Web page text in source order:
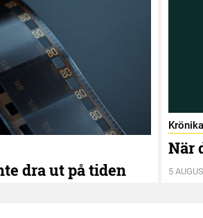
dra ut på tiden
Krönika
När
5